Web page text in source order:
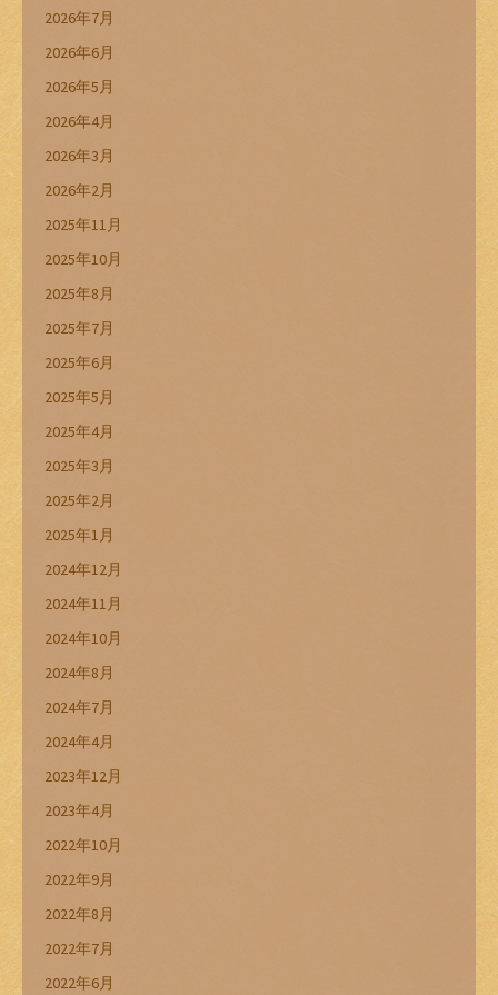
2026年7月
2026年6月
2026年5月
2026年4月
2026年3月
2026年2月
2025年11月
2025年10月
2025年8月
2025年7月
2025年6月
2025年5月
2025年4月
2025年3月
2025年2月
2025年1月
2024年12月
2024年11月
2024年10月
2024年8月
2024年7月
2024年4月
2023年12月
2023年4月
2022年10月
2022年9月
2022年8月
2022年7月
2022年6月